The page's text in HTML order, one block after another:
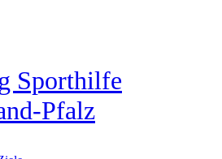
Sporthilfe
Pfalz